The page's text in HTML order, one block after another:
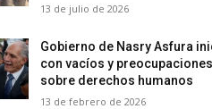
13 de julio de 2026
Gobierno de Nasry Asfura
con vacíos y preocupaciones
sobre derechos humanos
13 de febrero de 2026